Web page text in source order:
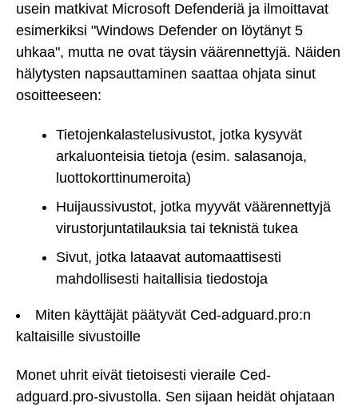
usein matkivat Microsoft Defenderiä ja ilmoittavat
esimerkiksi "Windows Defender on löytänyt 5
uhkaa", mutta ne ovat täysin väärennettyjä. Näiden
hälytysten napsauttaminen saattaa ohjata sinut
osoitteeseen:
Tietojenkalastelusivustot, jotka kysyvät
arkaluonteisia tietoja (esim. salasanoja,
luottokorttinumeroita)
Huijaussivustot, jotka myyvät väärennettyjä
virustorjuntatilauksia tai teknistä tukea
Sivut, jotka lataavat automaattisesti
mahdollisesti haitallisia tiedostoja
Miten käyttäjät päätyvät Ced-adguard.pro:n
kaltaisille sivustoille
Monet uhrit eivät tietoisesti vieraile Ced-
adguard.pro-sivustolla. Sen sijaan heidät ohjataan